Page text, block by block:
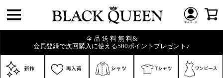
全 品 送 料 無 料&
会員登録で次回購入に使える500ポイントプレゼント♪